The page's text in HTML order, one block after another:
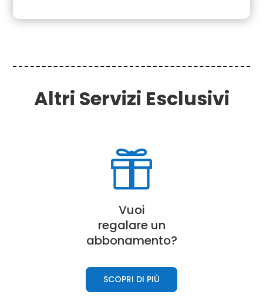
Altri Servizi Esclusivi

Vuoi
regalare un
abbonamento?
SCOPRI DI PIÙ